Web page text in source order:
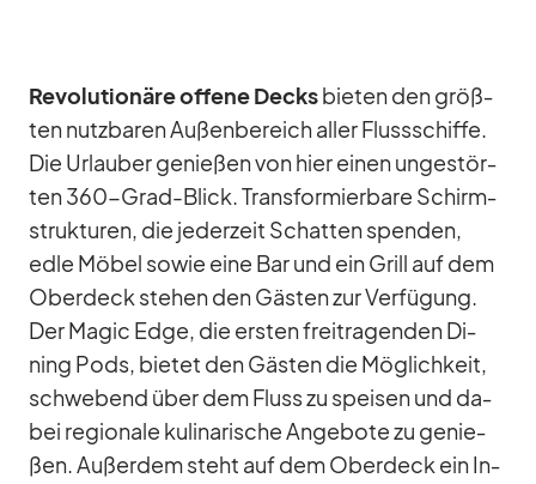
Re­vo­lu­tio­näre of­fene Decksbie­ten den größ­
ten nutz­ba­ren Au­ßen­be­reich al­ler Fluss­schiffe.
Die Ur­lau­ber ge­nie­ßen von hier ei­nen un­ge­stör­
ten 360-Grad-Blick. Trans­for­mier­bare Schirm­
struk­tu­ren, die je­der­zeit Schat­ten spen­den,
edle Mö­bel so­wie eine Bar und ein Grill auf dem
Ober­deck ste­hen den Gäs­ten zur Ver­fü­gung.
Der Ma­gic Edge, die ers­ten frei­tra­gen­den Di­
ning Pods, bie­tet den Gäs­ten die Mög­lich­keit,
schwe­bend über dem Fluss zu spei­sen und da­
bei re­gio­nale ku­li­na­ri­sche An­ge­bote zu ge­nie­
ßen. Au­ßer­dem steht auf dem Ober­deck ein In­